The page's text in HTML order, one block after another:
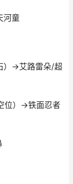
河童
）→艾路雷朵/超
位）→铁面忍者